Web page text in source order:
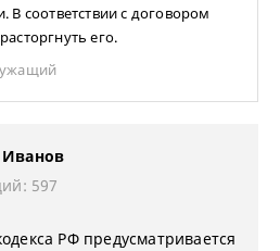
соответствии с договором
его.
597
РФ предусматривается